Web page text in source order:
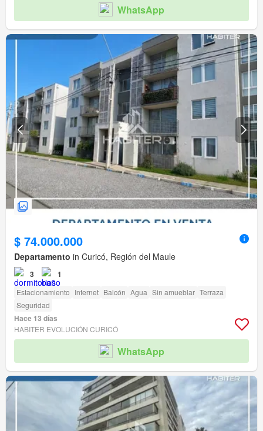
WhatsApp
$ 74.000.000
Departamento in Curicó, Región del Maule
3 1
Estacionamiento Internet Balcón Agua Sin amueblar Terraza
Seguridad
Hace 13 días
HABITER EVOLUCIÓN CURICÓ
WhatsApp